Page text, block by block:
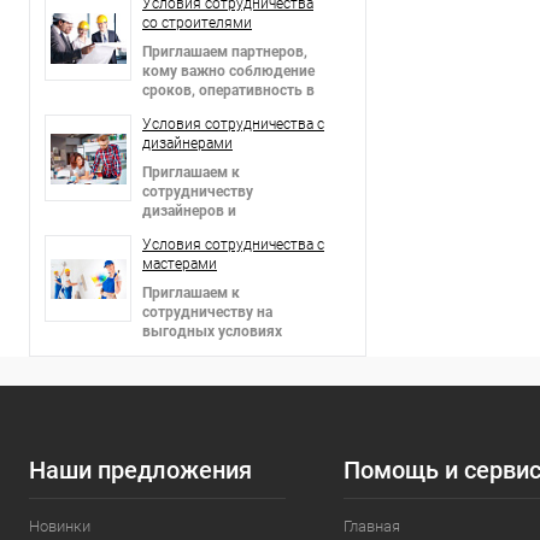
Условия сотрудничества
со строителями
Приглашаем партнеров,
кому важно соблюдение
сроков, оперативность в
гибкие цены!
Условия сотрудничества c
дизайнерами
Приглашаем к
сотрудничеству
дизайнеров и
предоставляем скидки!
Условия сотрудничества c
мастерами
Приглашаем к
сотрудничеству на
выгодных условиях
Наши предложения
Новинки
Помощь и
Главная